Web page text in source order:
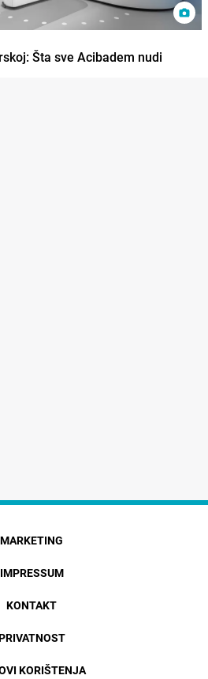
Šta sve Acibadem nudi
MARKETING
IMPRESSUM
KONTAKT
KORIŠTENJA